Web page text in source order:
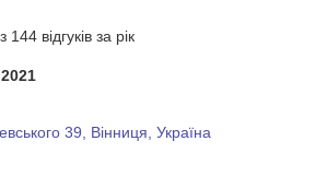
відгуків за рік
39, Вінниця, Україна